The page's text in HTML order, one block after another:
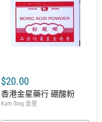
$20.00
香港金星藥行 硼酸粉
Kam Sing 金星